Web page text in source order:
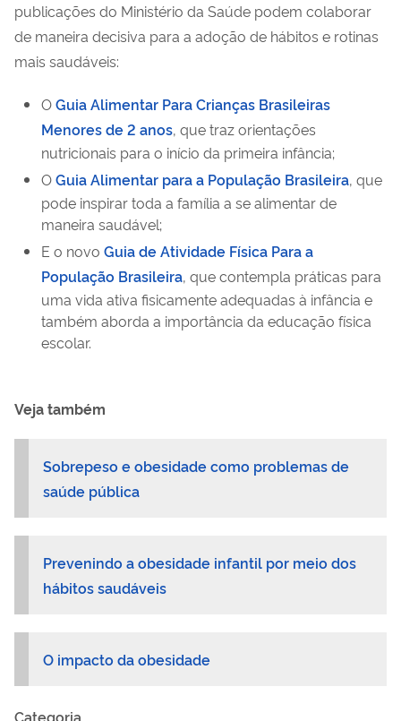
publicações do Ministério da Saúde podem colaborar
de maneira decisiva para a adoção de hábitos e rotinas
mais saudáveis:
OGuia Alimentar Para Crianças Brasileiras
Menores de 2 anos, que traz orientações
nutricionais para o início da primeira infância;
OGuia Alimentar para a População Brasileira, que
pode inspirar toda a família a se alimentar de
maneira saudável;
E o novo Guia de Atividade Física Para a
População Brasileira, que contempla práticas para
uma vida ativa fisicamente adequadas à infância e
também aborda a importância da educação física
escolar.
Veja também
Sobrepeso e obesidade como problemas de
saúde pública
Prevenindo a obesidade infantil por meio dos
hábitos saudáveis
O impacto da obesidade
Categoria